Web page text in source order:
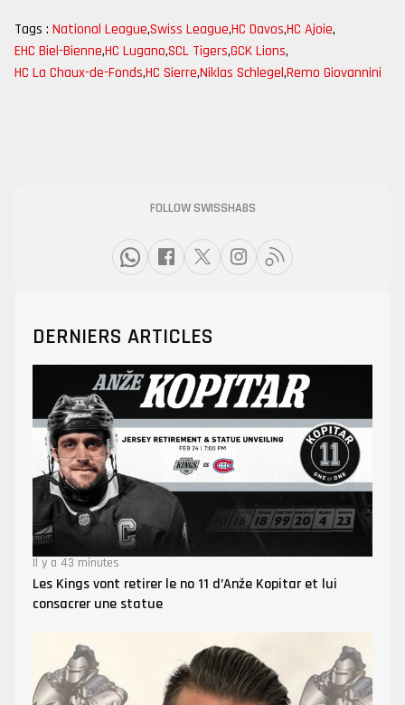
Tags : National League,Swiss League,HC Davos,HC Ajoie,
EHC Biel-Bienne,HC Lugano,SCL Tigers,GCK Lions,
HC La Chaux-de-Fonds,HC Sierre,Niklas Schlegel,Remo Giovannini
FOLLOW SWISSHABS
DERNIERS ARTICLES
Il y a 43 minutes
Les Kings vont retirer le no 11 d’Anže Kopitar et lui
consacrer une statue